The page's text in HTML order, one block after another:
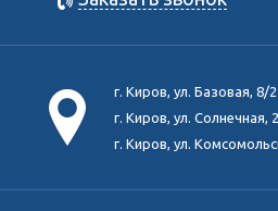
г. Киров, ул. Базовая, 8/2
г. Киров, ул. Солнечная,
г. Киров, ул.